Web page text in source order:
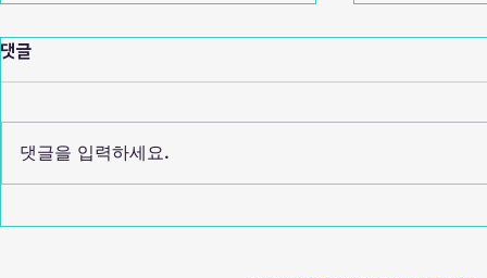
댓글
댓글을 입력하세요.